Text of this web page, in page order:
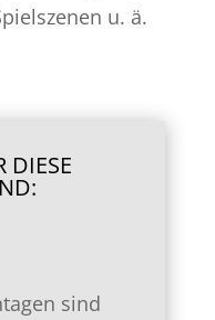
u. ä.
DIESE
sind